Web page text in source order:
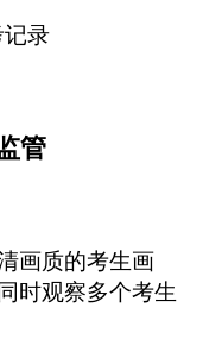
录
管
画质的考生画
时观察多个考生